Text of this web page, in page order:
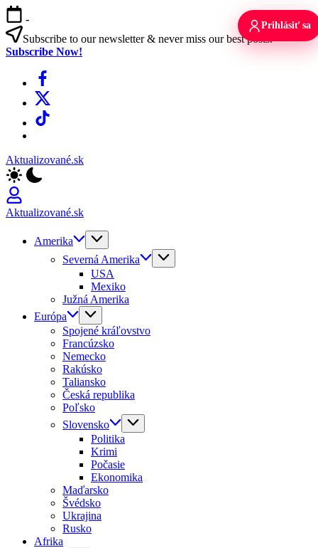
Skip
to
content
-
Subscribe to our newsletter & never miss our best posts.
Subscribe Now!
Facebook
X
TikTok
Aktualizované.sk
Aktualizované.sk
Amerika
Severná Amerika
USA
Mexiko
Južná Amerika
Európa
Spojené kráľovstvo
Francúzsko
Nemecko
Rakúsko
Taliansko
Česká republika
Poľsko
Slovensko
Politika
Krimi
Počasie
Ekonomika
Maďarsko
Švédsko
Ukrajina
Rusko
Afrika
Prihlásiť sa